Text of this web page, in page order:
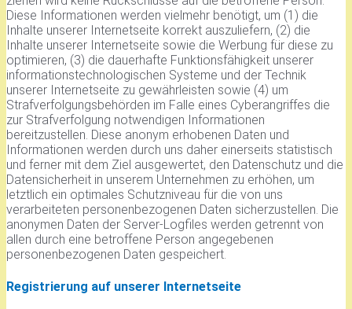
Diese Informationen werden vielmehr benötigt, um (1) die
Inhalte unserer Internetseite korrekt auszuliefern, (2) die
Inhalte unserer Internetseite sowie die Werbung für diese zu
optimieren, (3) die dauerhafte Funktionsfähigkeit unserer
informationstechnologischen Systeme und der Technik
unserer Internetseite zu gewährleisten sowie (4) um
Strafverfolgungsbehörden im Falle eines Cyberangriffes die
zur Strafverfolgung notwendigen Informationen
bereitzustellen. Diese anonym erhobenen Daten und
Informationen werden durch uns daher einerseits statistisch
und ferner mit dem Ziel ausgewertet, den Datenschutz und die
Datensicherheit in unserem Unternehmen zu erhöhen, um
letztlich ein optimales Schutzniveau für die von uns
verarbeiteten personenbezogenen Daten sicherzustellen. Die
anonymen Daten der Server-Logfiles werden getrennt von
allen durch eine betroffene Person angegebenen
personenbezogenen Daten gespeichert.
Registrierung auf unserer Internetseite